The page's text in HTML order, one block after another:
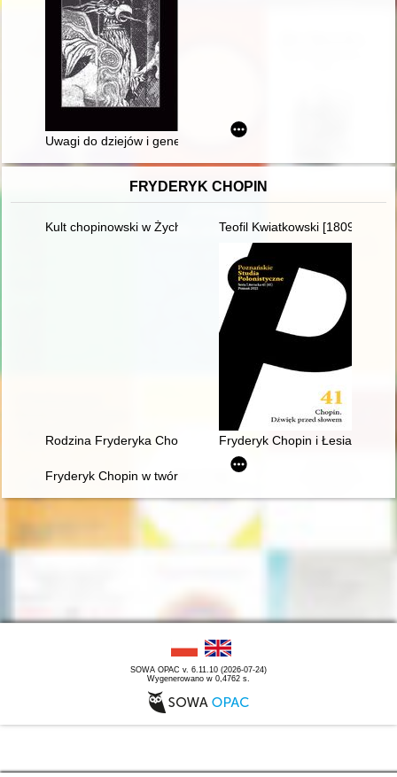
Uwagi do dziejów i genealogii rodziny Grąbek - Grąbkowski -
FRYDERYK CHOPIN
Kult chopinowski w Żychlinie Teofil Kwiatkowski [1809-1891]
Rodzina Fryderyka Chopina Fryderyk Chopin i Łesia
Fryderyk Chopin w twórczości Jarosława Iwaszkiewicza (w
SOWA OPAC v. 6.11.10 (2026-07-24)
Wygenerowano w 0,4762 s.